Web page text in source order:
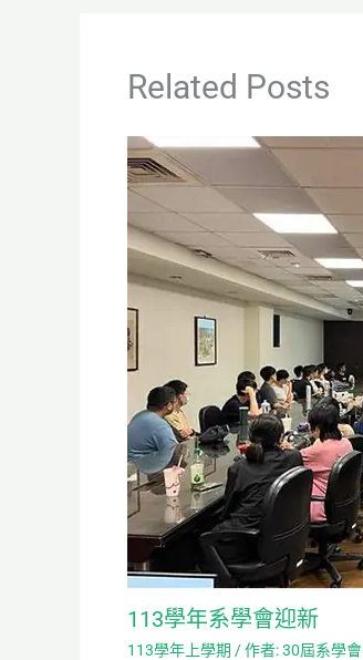
Related Posts
113學年系學會迎新
113學年上學期 / 作者:30屆系學會